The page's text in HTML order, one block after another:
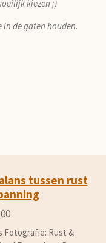
kiezen ;)
de gaten houden.
tussen rust
Fotografie: Rust &